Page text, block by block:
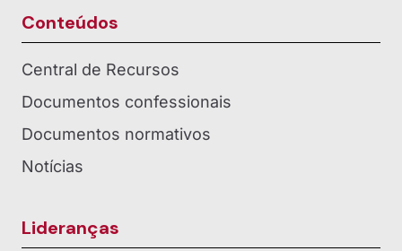
Conteúdos
Central de Recursos
Documentos confessionais
Documentos normativos
Notícias
Lideranças